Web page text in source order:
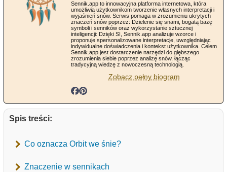
Sennik.app to innowacyjna platforma internetowa, która
umożliwia użytkownikom tworzenie własnych interpretacji i
wyjaśnień snów. Serwis pomaga w zrozumieniu ukrytych
znaczeń snów poprzez: Dzielenie się snami, bogatą bazę
symboli i senników oraz wykorzystanie sztucznej
inteligencji: Dzięki SI, Sennik.app analizuje wzorce i
proponuje spersonalizowane interpretacje, uwzględniając
indywidualne doświadczenia i kontekst użytkownika. Celem
Sennik.app jest dostarczenie narzędzi do głębszego
zrozumienia siebie poprzez analizę snów, łącząc
tradycyjną wiedzę z nowoczesną technologią.
Zobacz pełny biogram
Spis treści:
Co oznacza Orbit we śnie?
Znaczenie w sennikach